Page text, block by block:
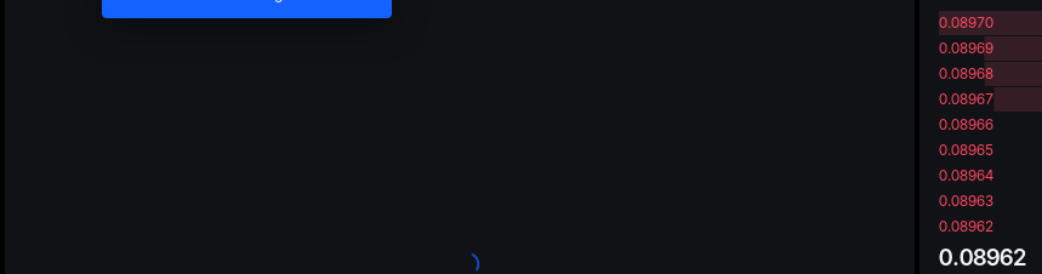
0.08970
0.08969
0.08968
0.08967
0.08966
0.08965
0.08964
0.08963
0.08962
0.08962